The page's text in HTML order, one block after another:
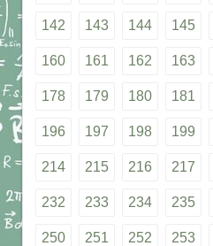
142 143 144 145
160 161 162 163
178 179 180 181
196 197 198 199
214 215 216 217
232 233 234 235
250 251 252 253